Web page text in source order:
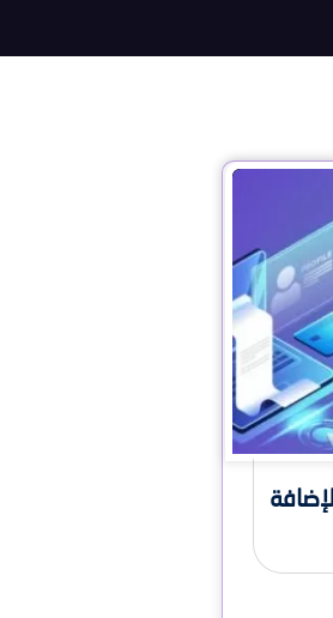
شرح محرر المكونات Gutenburg لإضافة